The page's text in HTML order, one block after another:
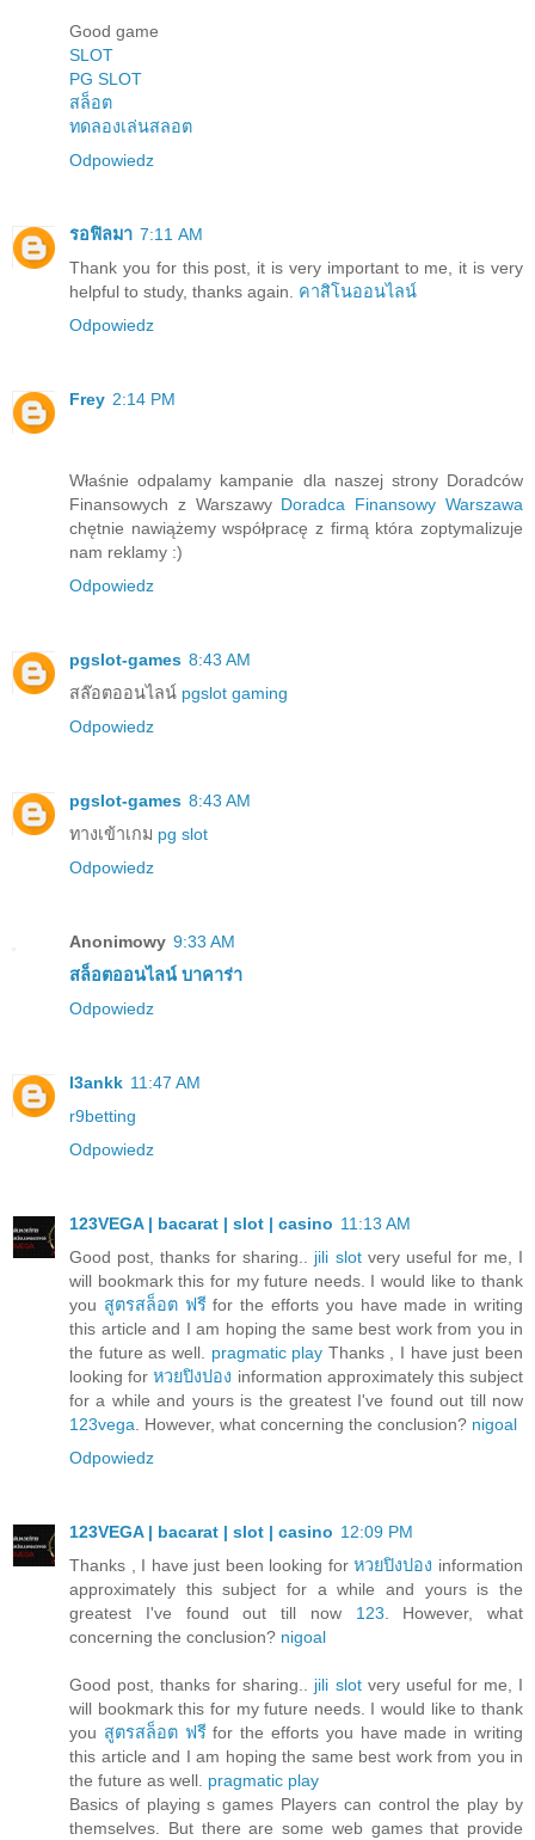
Good game
SLOT
PG SLOT
สล็อต
ทดลองเล่นสลอต
Odpowiedz
รอฟิลมา 7:11 AM
Thank you for this post, it is very important to me, it is very
helpful to study, thanks again. คาสิโนออนไลน์
Odpowiedz
Frey 2:14 PM
Właśnie odpalamy kampanie dla naszej strony Doradców
Finansowych z Warszawy Doradca Finansowy Warszawa
chętnie nawiążemy współpracę z firmą która zoptymalizuje
nam reklamy :)
Odpowiedz
pgslot-games 8:43 AM
สล๊อตออนไลน์ pgslot gaming
Odpowiedz
pgslot-games 8:43 AM
ทางเข้าเกม pg slot
Odpowiedz
Anonimowy 9:33 AM
สล็อตออนไลน์ บาคาร่า
Odpowiedz
l3ankk 11:47 AM
r9betting
Odpowiedz
123VEGA | bacarat | slot | casino 11:13 AM
Good post, thanks for sharing.. jili slotvery useful for me, I
will bookmark this for my future needs. I would like to thank
you สูตรสล็อต ฟรีfor the efforts you have made in writing
this article and I am hoping the same best work from you in
the future as well. pragmatic play Thanks , I have just been
looking forหวยปิงปอง information approximately this subject
for a while and yours is the greatest I've found out till now
123vega. However, what concerning the conclusion? nigoal
Odpowiedz
123VEGA | bacarat | slot | casino 12:09 PM
Thanks , I have just been looking forหวยปิงปอง information
approximately this subject for a while and yours is the
greatest I've found out till now 123. However, what
concerning the conclusion? nigoal
Good post, thanks for sharing.. jili slotvery useful for me, I
will bookmark this for my future needs. I would like to thank
you สูตรสล็อต ฟรีfor the efforts you have made in writing
this article and I am hoping the same best work from you in
the future as well. pragmatic play
Basics of playing s games Players can control the play by
themselves. But there are some web games that provide